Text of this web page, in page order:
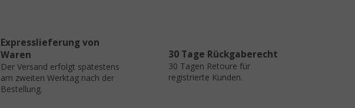
Expresslieferung von
Waren
Der Versand erfolgt spätestens
am zweiten Werktag nach der
Bestellung.
30 Tage Rückgaberecht
30 Tagen Retoure für
registrierte Kunden.